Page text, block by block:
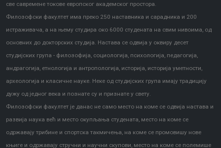
све савремене токове европског академског простора.
Филозофски факултет има преко 250 наставника и сарадника и 200
истраживача, а на њему студира око 6000 студената на свим нивоима, од
основних до докторских студија. Настава се одвија у оквиру десет
студијских група - филозофија, социологија, психологија, педагогија,
андрагогија, етнологија и антропологија, историја, историја уметности,
археологија и класичне науке. Неке од студијских група имају традицију
дужу од једног века и познате су и признате у свету.
Филозофски факултет је данас не само место на коме се одвија настава и
развија наука већ и место окупљања студената, место на коме се
одржавају трибине и спортска такмичења, на коме се промовишу нове
књиге и одржавају стручни и научни скупови, место на коме се полемише